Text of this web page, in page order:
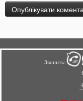
Звонить: